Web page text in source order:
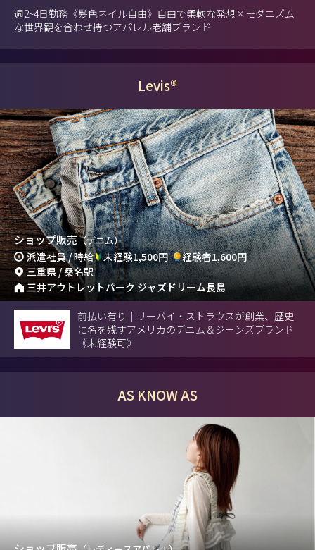
週2~4日勤務《髪色ネイル自由》自由で柔軟な発想×モダニズム
な世界観を合わせ持つアパレル老舗ブランド
Levis®
ショップ販売（デニム）
派遣社員 / 時給 未経験1,500円
経験者1,600円
三重県 / 桑名駅
三井アウトレットパーク ジャズドリーム長島
前払い有り｜リーバイ・ストラウスが創業、歴史
に名を残すアメリカのデニム＆ジーンズブランド
《未経験可》
AS KNOW AS